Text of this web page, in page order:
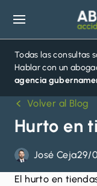
Todas las consultas
Hablar con un
agencia
Volver al Blog
Hurto en
José Ceja29/
El hurto en